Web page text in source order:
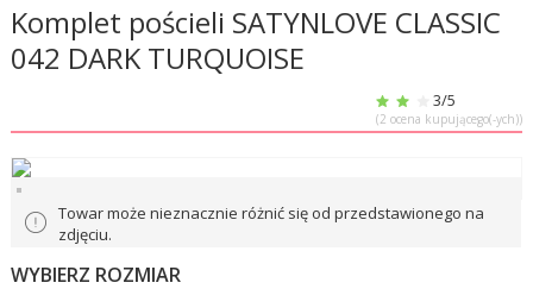
Komplet pościeli SATYNLOVE CLASSIC
042 DARK TURQUOISE
3/5
(2 ocena kupującego(-ych))
Towar może nieznacznie różnić się od przedstawionego na
zdjęciu.
WYBIERZ ROZMIAR